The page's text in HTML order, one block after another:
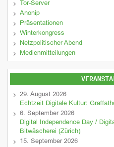
Tor-Server
Anonip
Präsentationen
Winterkongress
Netzpolitischer Abend
Medienmitteilungen
29. August 2026
Echtzeit Digitale Kultur:
6. September 2026
Digital Independence Day /
Bitwäscherei (Zürich)
15. September 2026